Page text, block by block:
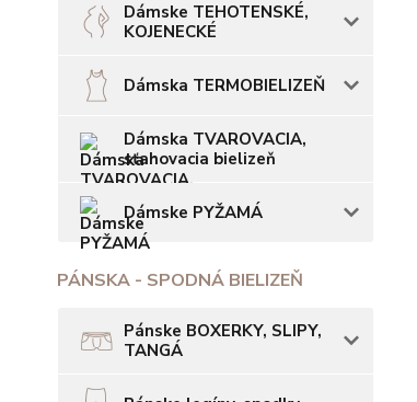
Dámske TEHOTENSKÉ,
KOJENECKÉ
Dámska TERMOBIELIZEŇ
Dámska TVAROVACIA,
sťahovacia bielizeň
Dámske PYŽAMÁ
PÁNSKA - SPODNÁ BIELIZEŇ
Pánske BOXERKY, SLIPY,
TANGÁ